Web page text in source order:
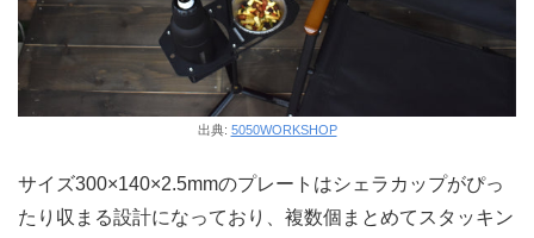
出典: 5050WORKSHOP
サイズ300×140×2.5mmのプレートはシェラカップがぴっ
たり収まる設計になっており、複数個まとめてスタッキン